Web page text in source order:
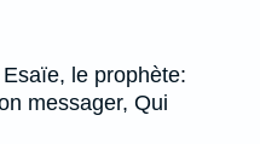
le prophète:
messager, Qui